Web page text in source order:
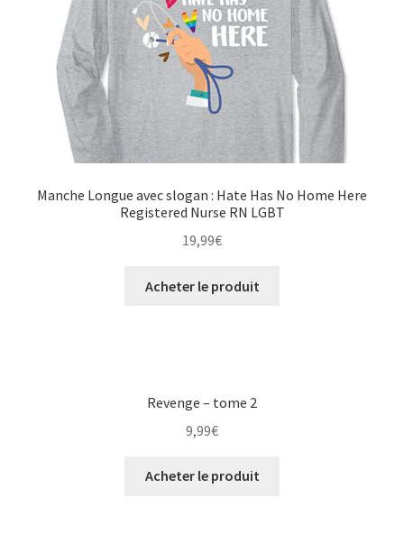
Manche Longue avec slogan : Hate Has No Home Here
Registered Nurse RN LGBT
19,99€
Acheter le produit
Revenge – tome 2
9,99€
Acheter le produit